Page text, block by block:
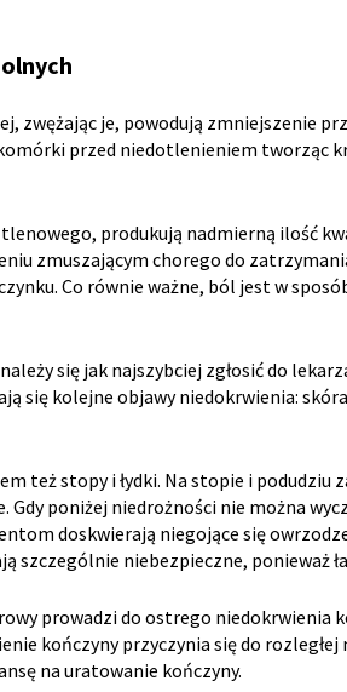
zwężając je, powodują zmniejszenie
przed niedotlenieniem tworząc
produkują nadmierną ilość
zmuszającym chorego do
Co równie ważne, ból jest w
się jak najszybciej zgłosić do
się kolejne objawy niedokrwienia:
też stopy i łydki. Na stopie i
poniżej niedrożności nie można
doskwierają niegojące się
szczególnie niebezpieczne, ponieważ
prowadzi do ostrego
kończyny przyczynia się do
na uratowanie kończyny.